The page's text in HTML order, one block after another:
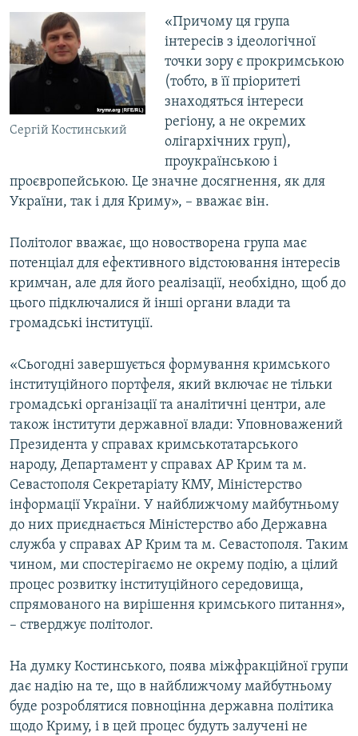
Сергій Костинський
«Причому ця група
інтересів з ідеологічної
точки зору є прокримською
(тобто, в її пріоритеті
знаходяться інтереси
регіону, а не окремих
олігархічних груп),
проукраїнською і
проєвропейською. Це значне досягнення, як для
України, так і для Криму», – вважає він.
Політолог вважає, що новостворена група має
потенціал для ефективного відстоювання інтересів
кримчан, але для його реалізації, необхідно, щоб до
цього підключалися й інші органи влади та
громадські інституції.
«Сьогодні завершується формування кримського
інституційного портфеля, який включає не тільки
громадські організації та аналітичні центри, але
також інститути державної влади: Уповноважений
Президента у справах кримськотатарського
народу, Департамент у справах АР Крим та м.
Севастополя Секретаріату КМУ, Міністерство
інформації України. У найближчому майбутньому
до них приєднається Міністерство або Державна
служба у справах АР Крим та м. Севастополя. Таким
чином, ми спостерігаємо не окрему подію, а цілий
процес розвитку інституційного середовища,
спрямованого на вирішення кримського питання»,
– стверджує політолог.
На думку Костинського, поява міжфракційної групи
дає надію на те, що в найближчому майбутньому
буде розроблятися повноцінна державна політика
щодо Криму, і в цей процес будуть залучені не